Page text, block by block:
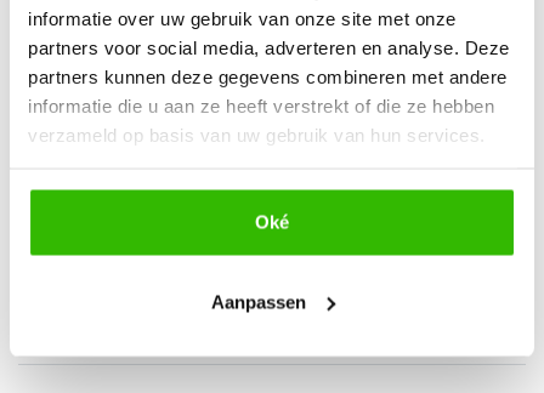
informatie over uw gebruik van onze site met onze
partners voor social media, adverteren en analyse. Deze
partners kunnen deze gegevens combineren met andere
informatie die u aan ze heeft verstrekt of die ze hebben
verzameld op basis van uw gebruik van hun services.
Oké
Aanpassen
Fysiotherapie Barendrecht
Achterom1A
2991 CP Barendrecht